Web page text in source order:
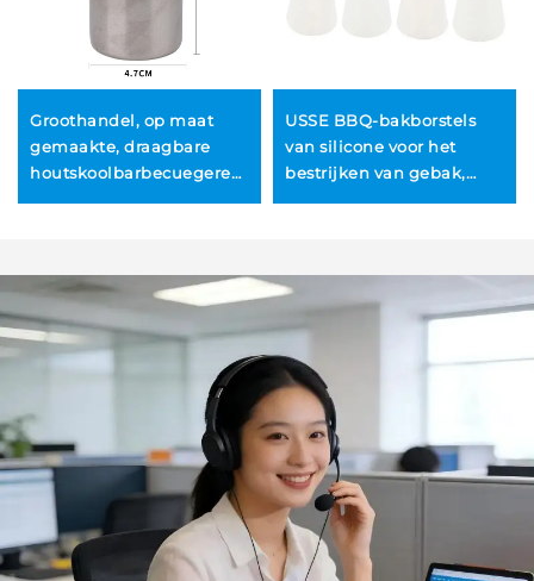
Groothandel, op maat
gemaakte, draagbare
houtskoolbarbecuegereedschapsset
duurzame en
herbruikbare
gebruiksvoorwerpen,
barbecuevorken
USSE BBQ-bakborstels
van silicone voor het
bestrijken van gebak,
saus